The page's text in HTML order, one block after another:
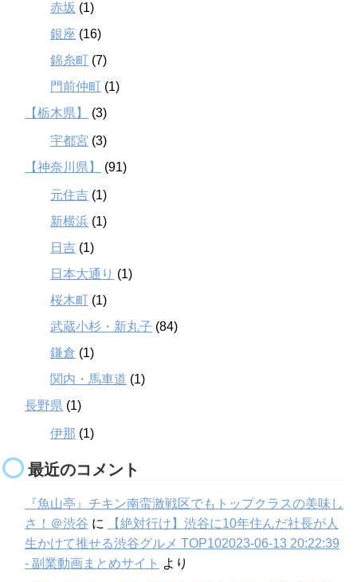
赤坂 (1)
銀座 (16)
錦糸町 (7)
門前仲町 (1)
【栃木県】
(3)
宇都宮 (3)
【神奈川県】
(91)
元住吉 (1)
新横浜 (1)
日吉 (1)
日本大通り (1)
桜木町 (1)
武蔵小杉・新丸子 (84)
鎌倉 (1)
関内・馬車道 (1)
長野県 (1)
伊那 (1)
最近のコメント
『魚山亭』チキン南蛮激戦区でもトップクラスの美味し
さ！＠渋谷 に
【絶対行け】渋谷に10年住んだ社長が人
生かけて推せる渋谷グルメ TOP102023-06-13 20:22:39
- 副業動画まとめサイト より